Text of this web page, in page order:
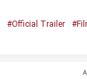
#Official Trailer